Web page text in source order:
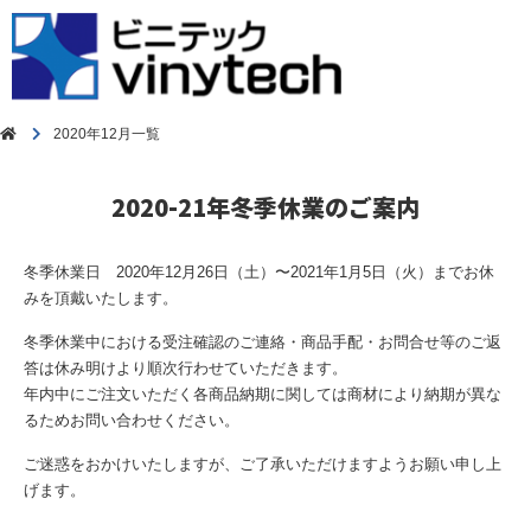
2020年12月一覧
2020-21年冬季休業のご案内
冬季休業日 2020年12月26日（土）〜2021年1月5日（火）までお休
みを頂戴いたします。
冬季休業中における受注確認のご連絡・商品手配・お問合せ等のご返
答は休み明けより順次行わせていただきます。
年内中にご注文いただく各商品納期に関しては商材により納期が異な
るためお問い合わせください。
ご迷惑をおかけいたしますが、ご了承いただけますようお願い申し上
げます。